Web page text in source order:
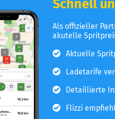
Schnell
Als offizieller
akutelle
Aktuelle
Ladetarife
Detaillierte
Flizzi